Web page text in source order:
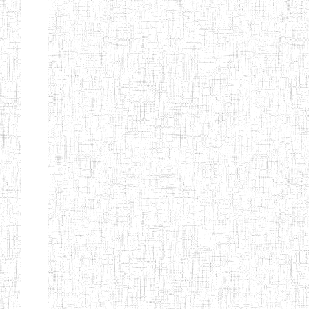
Etablissements
d'enseignement
secondaire
technique
et
professionnel
ESTP
Etablissements